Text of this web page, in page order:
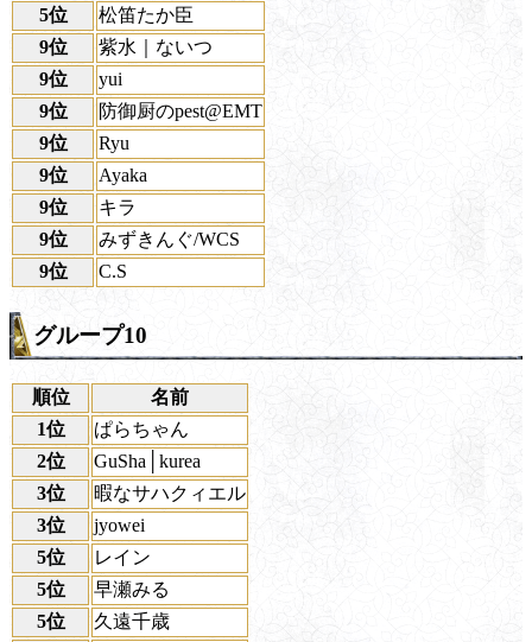
5位
松笛たか臣
9位
紫水｜ないつ
9位
yui
9位
防御厨のpest@EMT
9位
Ryu
9位
Ayaka
9位
キラ
9位
みずきんぐ/WCS
9位
C.S
グループ10
順位
名前
1位
ぱらちゃん
2位
GuSha│kurea
3位
暇なサハクィエル
3位
jyowei
5位
レイン
5位
早瀬みる
5位
久遠千歳